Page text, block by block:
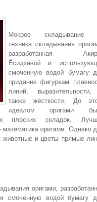
Мокрое
техника складывания
разработанная
Ёсидзавой и
смоченную водой бумагу
придания фигуркам
линий,
также жёсткости. До
идеалом оригами
плоских складок.
оригами. Однако
животные и цветы прямые
оригами,
смоченную водой бумагу